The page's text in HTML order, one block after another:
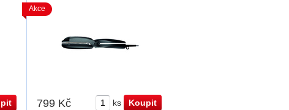
799 Kč ks
Akce